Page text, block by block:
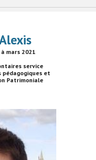
mars 2021
service
et
Patrimoniale